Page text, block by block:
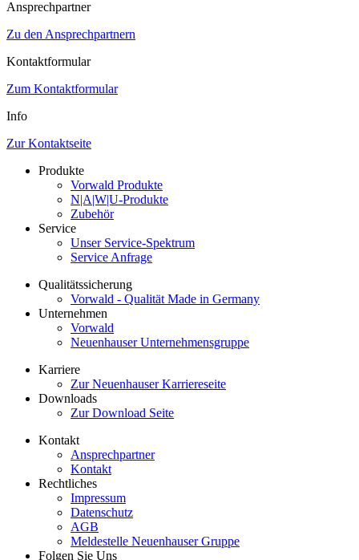
Ansprechpartner
Zu den Ansprechpartnern
Kontaktformular
Zum Kontaktformular
Info
Zur Kontaktseite
Produkte
Vorwald Produkte
N|A|W|U-Produkte
Zubehör
Service
Unser Service-Spektrum
Service Anfrage
Qualitätssicherung
Vorwald - Qualität Made in Germany
Unternehmen
Vorwald
Neuenhauser Unternehmensgruppe
Karriere
Zur Neuenhauser Karriereseite
Downloads
Zur Download Seite
Kontakt
Ansprechpartner
Kontakt
Rechtliches
Impressum
Datenschutz
AGB
Meldestelle Neuenhauser Gruppe
Folgen Sie Uns